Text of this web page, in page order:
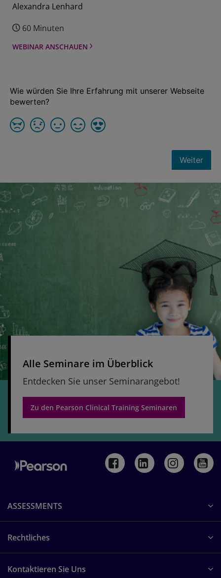
Alexandra Lenhard
60 Minuten
WEBINAR ANSCHAUEN
Alle Seminare im Überblick
Entdecken Sie unser Seminarangebot!
Zu den Pearson Clinical Training Seminaren
ASSESSMENTS
Rechtliches
Kontaktieren Sie Uns